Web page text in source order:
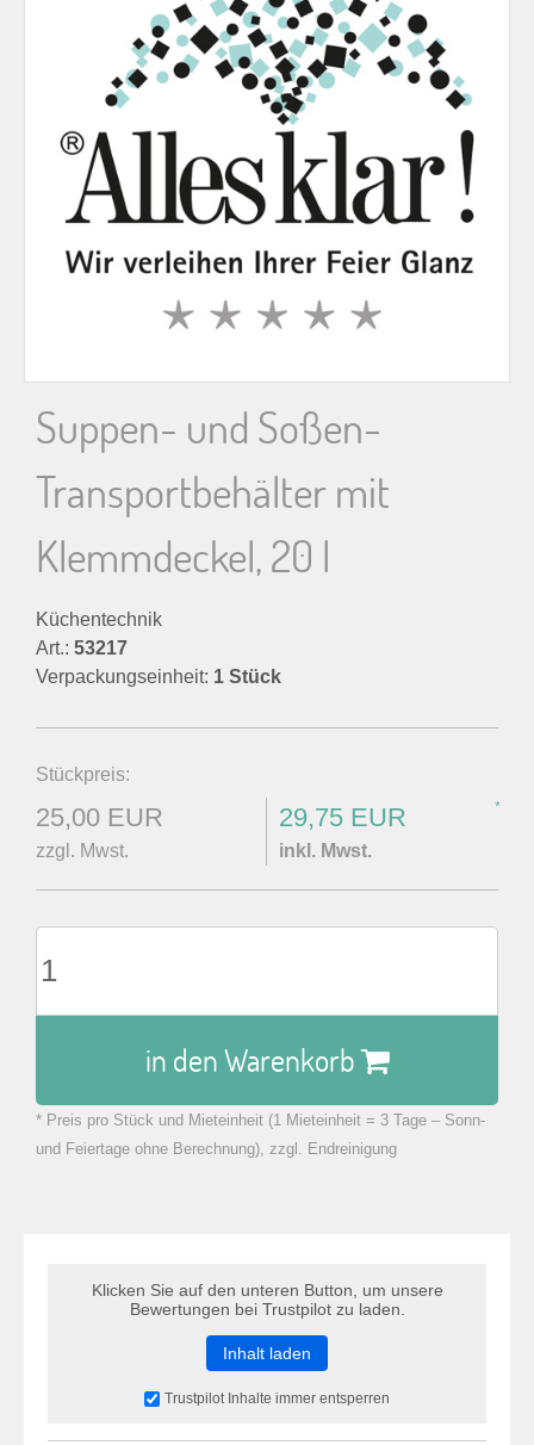
a
h
Suppen- und Soßen-
Transportbehälter mit
Klemmdeckel, 20 l
Küchentechnik
Art.: 53217
Verpackungseinheit: 1 Stück
Stückpreis:
25,00 EUR
zzgl. Mwst.
29,75 EUR *
inkl. Mwst.
in den Warenkorb
zu Warenkorb hinzugefügt.
* Preis pro Stück und Mieteinheit (1 Mieteinheit = 3 Tage – Sonn-
und Feiertage ohne Berechnung), zzgl. Endreinigung
Klicken Sie auf den unteren Button, um unsere
Bewertungen bei Trustpilot zu laden.
Inhalt laden
Trustpilot Inhalte immer entsperren